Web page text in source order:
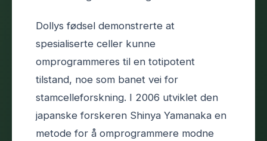
Dollys fødsel demonstrerte at
spesialiserte celler kunne
omprogrammeres til en totipotent
tilstand, noe som banet vei for
stamcelleforskning. I 2006 utviklet den
japanske forskeren Shinya Yamanaka en
metode for å omprogrammere modne